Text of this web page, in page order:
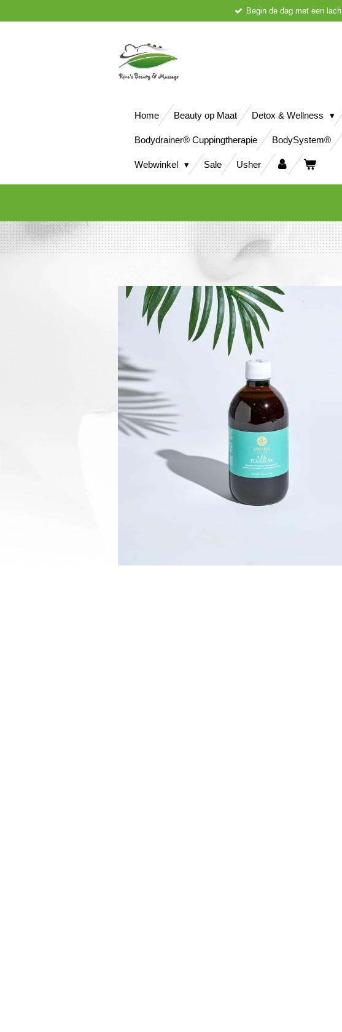
Begin de dag met een lach
Home Beauty op Maat Detox & Wellness
Bodydrainer® Cuppingtherapie BodySystem®
Webwinkel Sale Usher